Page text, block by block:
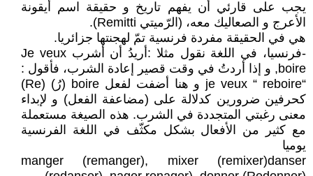
يجب على قارئي أن يفهم تاريخ و حقيقة اسم أيقونة
الأعرج و الصعاليك معه، (الرّميتي Remitti).
هي في الحقيقة مفردة فرنسية تمّ لهجنتها جزائريا.
-فرنسيا، في اللغة نقول مثلا :أريدُ أن أشرب Je veux
boire, و إذا أردتُ في وقت قصير إعادة الشرب، فأقول :
“je veux “ reboire و هنا أضفت لفعل boire (رُ) (Re)
كحرفين ضرورين كدلالة على (مضاعفة الفعل) و لإبداء
معنى رغبتي المتجددة في الشرب. هذه الصيغة مستعملة
مع كثير من الأفعال بشكل مكثّف في اللغة الفرنسية
يوميا
‏manger (remanger), mixer (remixer)danser